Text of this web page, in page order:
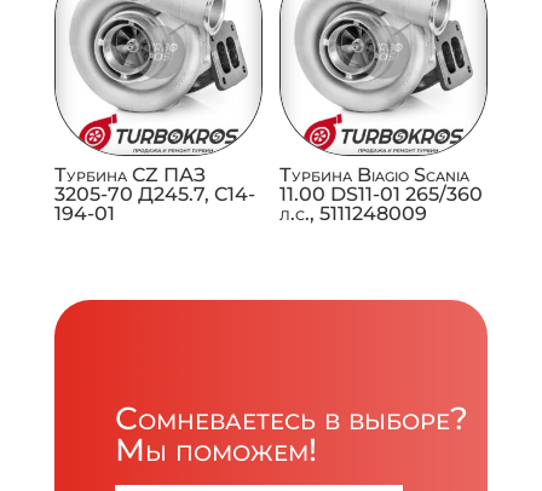
Турбина CZ ПАЗ
3205-70 Д245.7, C14-
194-01
Турбина Biagio Scania
11.00 DS11-01 265/360
л.с., 5111248009
Сомневаетесь в выборе?
Мы поможем!